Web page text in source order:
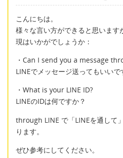
こんにちは。
様々な言い方ができると思います
現はいかがでしょうか：
・Can I send you a message
LINEでメッセージ送ってもいいで
・What is your LINE ID?
LINEのIDは何ですか？
through LINE で「LINEを通して
ります。
ぜひ参考にしてください。